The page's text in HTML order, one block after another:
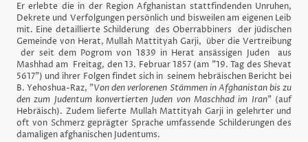
Er erlebte die in der Region Afghanistan stattfindenden Unruhen,
Dekrete und Verfolgungen persönlich und bisweilen am eigenen Leib
mit. Eine detaillierte Schilderung des Oberrabbiners der jüdischen
Gemeinde von Herat, Mullah Mattityah Garji, überdie Vertreibung
der seit dem Pogrom von 1839 in Herat ansässigen Juden aus
Mashhad am Freitag, den 13. Februar 1857 (am "19. Tag des Shevat
5617") und ihrer Folgen findet sich in seinem hebräischen Bericht bei
B. Yehoshua-Raz, "Von den verlorenen Stämmen in Afghanistan bis zu
den zum Judentum konvertierten Juden von Maschhad im Iran" (auf
Hebräisch). Zudem lieferte Mullah Mattityah Garji in gelehrter und
oft von Schmerz geprägter Sprache umfassende Schilderungen des
damaligen afghanischen Judentums.